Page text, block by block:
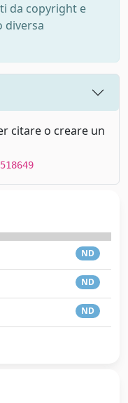
da copyright e
diversa
citare o creare un
ND
ND
ND